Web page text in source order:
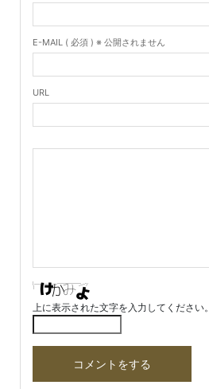
E-MAIL ( 必須 ) ※ 公開されません
URL
上に表示された文字を入力してください。